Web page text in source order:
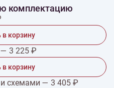
комплектацию
корзину
3 225 ₽
корзину
схемами — 3 405 ₽